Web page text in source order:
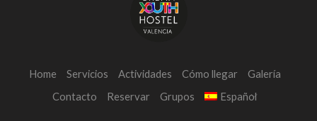
Home Servicios Actividades Cómo llegar
Galería
Contacto
Reservar Grupos Español